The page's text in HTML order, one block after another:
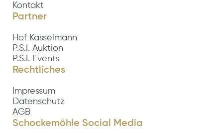
Kontakt
Partner
Hof Kasselmann
P.S.I. Auktion
P.S.I. Events
Rechtliches
Impressum
Datenschutz
AGB
Schockemöhle Social Media